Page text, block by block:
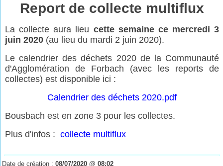
Report de collecte multiflux
La collecte aura lieu cette semaine ce mercredi 3
juin 2020 (au lieu du mardi 2 juin 2020).
Le calendrier des déchets 2020 de la Communauté
d'Agglomération de Forbach (avec les reports de
collectes) est disponible ici :
Calendrier des déchets 2020.pdf
Bousbach est en zone 3 pour les collectes.
Plus d'infos :collecte multiflux
Date de création :08/07/2020 @ 08:02